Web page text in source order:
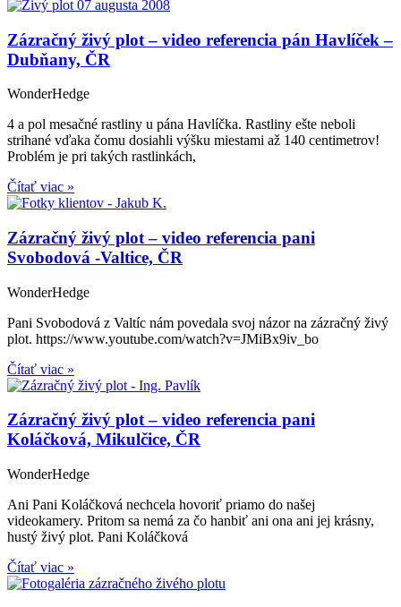
Zázračný živý plot – video referencia pán Havlíček –
Dubňany, ČR
WonderHedge
4 a pol mesačné rastliny u pána Havlíčka. Rastliny ešte neboli
strihané vďaka čomu dosiahli výšku miestami až 140 centimetrov!
Problém je pri takých rastlinkách,
Čítať viac »
Zázračný živý plot – video referencia pani
Svobodová -Valtice, ČR
WonderHedge
Pani Svobodová z Valtíc nám povedala svoj názor na zázračný živý
plot. https://www.youtube.com/watch?v=JMiBx9iv_bo
Čítať viac »
Zázračný živý plot – video referencia pani
Koláčková, Mikulčice, ČR
WonderHedge
Ani Pani Koláčková nechcela hovoriť priamo do našej
videokamery. Pritom sa nemá za čo hanbiť ani ona ani jej krásny,
hustý živý plot. Pani Koláčková
Čítať viac »